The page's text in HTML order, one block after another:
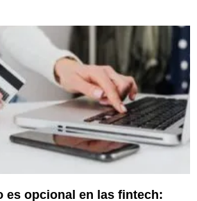
es opcional en las fintech: